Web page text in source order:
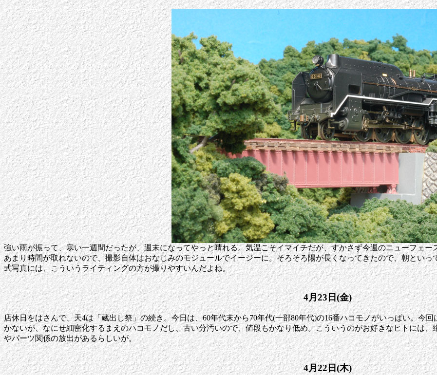
強い雨が振って、寒い一週間だったが、週末になってやっと晴れる。気温こそイマイチだが、すかさず今週のニューフェー
あまり時間が取れないので、撮影自体はおなじみのモジュールでイージーに。そろそろ陽が長くなってきたので、朝とい
式写真には、こういうライティングの方が撮りやすいんだよね。
4月23日(金)
店休日をはさんで、天4は「蔵出し祭」の続き。今日は、60年代末から70年代(一部80年代)の16番ハコモノがいっぱい。今
かないが、なにせ細密化するまえのハコモノだし、古い分汚いので、値段もかなり低め。こういうのがお好きなヒトには
やパーツ関係の放出があるらしいが。
4月22日(木)